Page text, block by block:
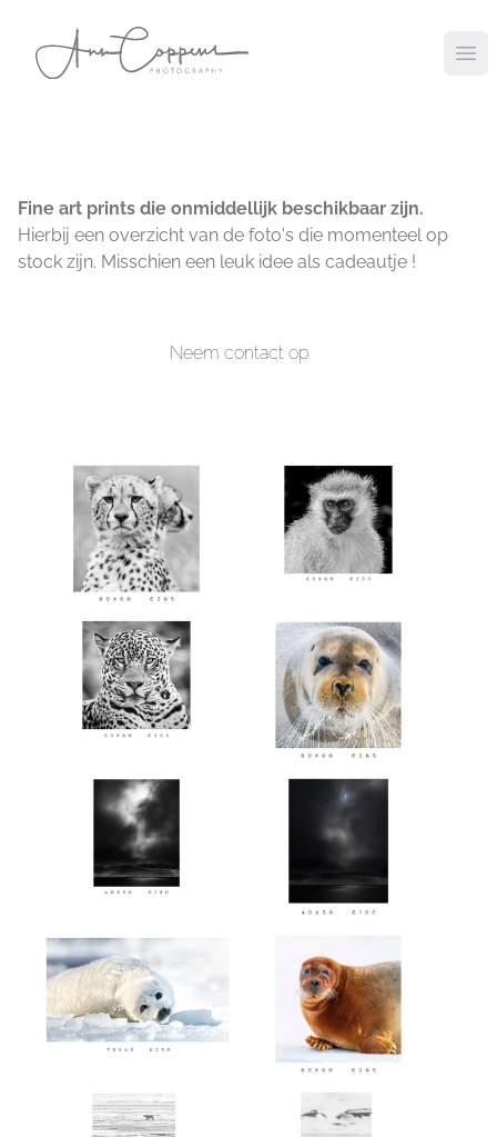
Fine art prints die onmiddellijk beschikbaar zijn.
Hierbij een overzicht van de foto's die momenteel op
stock zijn. Misschien een leuk idee als cadeautje !
Neem contact op